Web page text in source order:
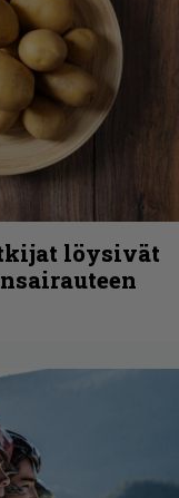
löysivät